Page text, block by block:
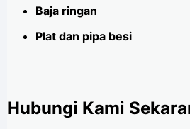
Baja ringan
Plat dan pipa besi
Hubungi Kami